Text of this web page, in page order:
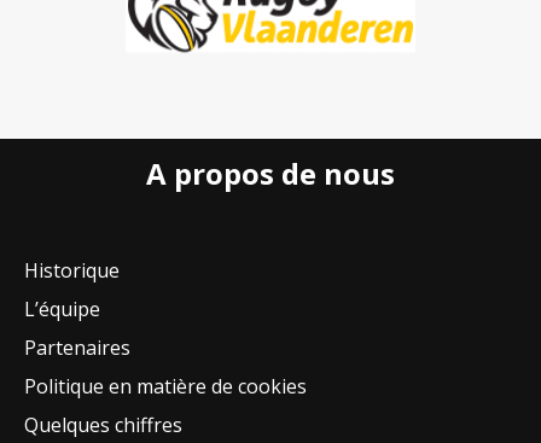
A propos de nous
Historique
L’équipe
Partenaires
Politique en matière de cookies
Quelques chiffres